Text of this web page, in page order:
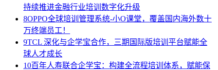
持续推进金融行业培训数字化升级
8OPPO全球培训管理系统-小O课堂，覆盖国内海外数十
万终端员工！
9TCL 深化与企学宝合作，三期国际版培训平台赋能全
球人才成长
10百年人寿联合企学宝：构建全流程培训体系，赋能保